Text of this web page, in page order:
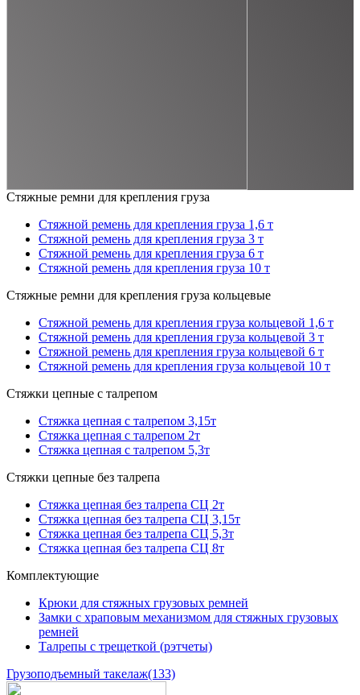
Стяжные ремни для крепления груза
Стяжной ремень для крепления груза 1,6 т
Стяжной ремень для крепления груза 3 т
Стяжной ремень для крепления груза 6 т
Стяжной ремень для крепления груза 10 т
Стяжные ремни для крепления груза кольцевые
Стяжной ремень для крепления груза кольцевой 1,6 т
Стяжной ремень для крепления груза кольцевой 3 т
Стяжной ремень для крепления груза кольцевой 6 т
Стяжной ремень для крепления груза кольцевой 10 т
Стяжки цепные с талрепом
Стяжка цепная с талрепом 3,15т
Стяжка цепная с талрепом 2т
Стяжка цепная с талрепом 5,3т
Стяжки цепные без талрепа
Стяжка цепная без талрепа СЦ 2т
Стяжка цепная без талрепа СЦ 3,15т
Стяжка цепная без талрепа СЦ 5,3т
Стяжка цепная без талрепа СЦ 8т
Комплектующие
Крюки для стяжных грузовых ремней
Замки с храповым механизмом для стяжных грузовых
ремней
Талрепы с трещеткой (рэтчеты)
Грузоподъемный такелаж(133)